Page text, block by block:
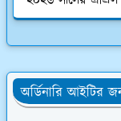
অর্ডিনারি আইটির